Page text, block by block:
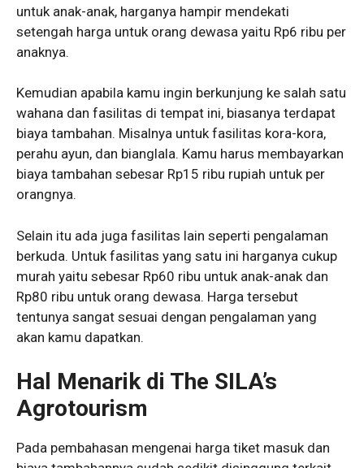
untuk anak-anak, harganya hampir mendekati
setengah harga untuk orang dewasa yaitu Rp6 ribu per
anaknya.
Kemudian apabila kamu ingin berkunjung ke salah satu
wahana dan fasilitas di tempat ini, biasanya terdapat
biaya tambahan. Misalnya untuk fasilitas kora-kora,
perahu ayun, dan bianglala. Kamu harus membayarkan
biaya tambahan sebesar Rp15 ribu rupiah untuk per
orangnya.
Selain itu ada juga fasilitas lain seperti pengalaman
berkuda. Untuk fasilitas yang satu ini harganya cukup
murah yaitu sebesar Rp60 ribu untuk anak-anak dan
Rp80 ribu untuk orang dewasa. Harga tersebut
tentunya sangat sesuai dengan pengalaman yang
akan kamu dapatkan.
Hal Menarik di The SILA’s
Agrotourism
Pada pembahasan mengenai harga tiket masuk dan